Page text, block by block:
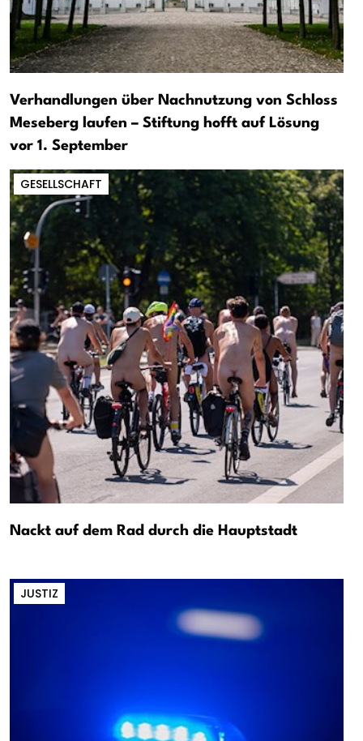
Verhandlungen über Nachnutzung von Schloss
Meseberg laufen – Stiftung hofft auf Lösung
vor 1. September
GESELLSCHAFT
Nackt auf dem Rad durch die Hauptstadt
JUSTIZ